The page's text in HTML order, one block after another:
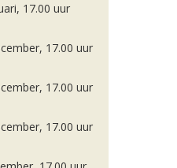
17.00 uur
17.00 uur
17.00 uur
17.00 uur